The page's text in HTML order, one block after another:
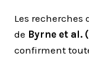
Les recherches
de Byrne et al.
confirment